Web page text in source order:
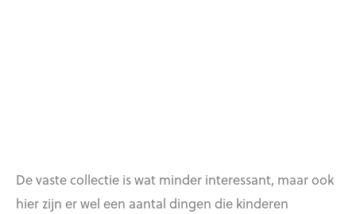
De vaste collectie is wat minder interessant, maar ook
hier zijn er wel een aantal dingen die kinderen